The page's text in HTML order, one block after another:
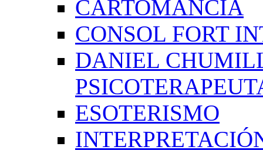
CARTOMANCIA
CONSOL FORT
DANIEL
ESOTERISMO